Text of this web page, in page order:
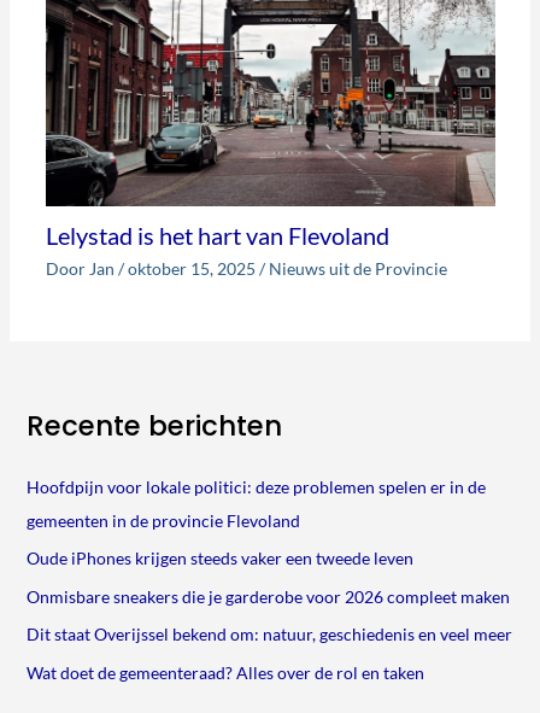
Lelystad is het hart van Flevoland
Door Jan /oktober 15, 2025 /Nieuws uit de Provincie
Recente berichten
Hoofdpijn voor lokale politici: deze problemen spelen er in de
gemeenten in de provincie Flevoland
Oude iPhones krijgen steeds vaker een tweede leven
Onmisbare sneakers die je garderobe voor 2026 compleet maken
Dit staat Overijssel bekend om: natuur, geschiedenis en veel meer
Wat doet de gemeenteraad? Alles over de rol en taken